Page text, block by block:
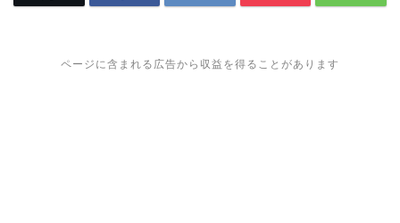
ページに含まれる広告から収益を得ることがあります